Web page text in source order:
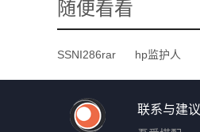
随便看看
SSNI286rar hp监护人
联系与建议